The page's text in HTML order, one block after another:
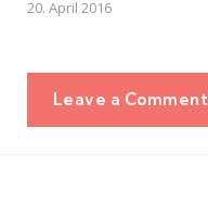
20. April 2016
Leave a Comment